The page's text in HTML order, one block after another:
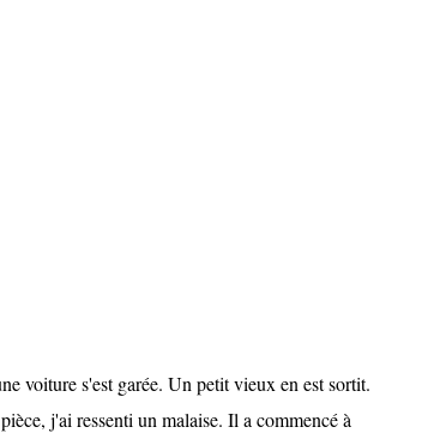
voiture s'est garée. Un petit vieux en est sortit.
j'ai ressenti un malaise. Il a commencé à